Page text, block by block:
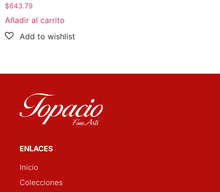
$643.79
Añadir al carrito
ENLACES
Inicio
Colecciones